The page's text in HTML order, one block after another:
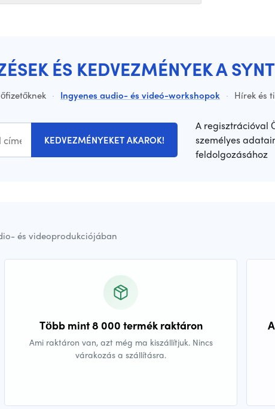
ÉS KEDVEZMÉNYEK A
· Ingyenes audio- és videó-workshopok · Hírek és
KEDVEZMÉNYEKET AKAROK!
A regisztrációval
személyes
feldolgozásához
és videoprodukciójában
Több mint 8 000 termék raktáron
Ami raktáron van, azt még ma kiszállítjuk. Nincs
várakozás a szállításra.